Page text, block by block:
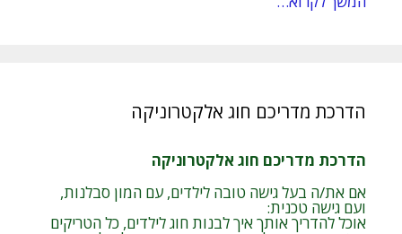
הדרכת מדריכם חוג אלקטרוניקה
הדרכת מדריכם חוג אלקטרוניקה
אם את/ה בעל גישה טובה לילדים, עם המון סבלנות,
ועם גישה טכנית:
אוכל להדריך אותך איך לבנות חוג לילדים, כל הטריקים